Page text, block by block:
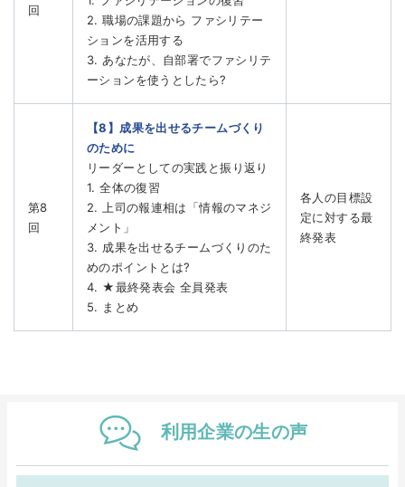
回
2. 職場の課題から ファシリテー
ションを活用する
3. あなたが、自部署でファシリテ
ーションを使うとしたら?
第8
回
【8】成果を出せるチームづくり
のために
リーダーとしての実践と振り返り
1. 全体の復習
2. 上司の報連相は「情報のマネジ
メント」
3. 成果を出せるチームづくりのた
めのポイントとは?
4. ★最終発表会 全員発表
5. まとめ
各人の目標設
定に対する最
終発表
利用企業の生の声